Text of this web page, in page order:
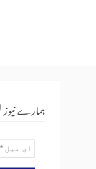
ہمارے نیوز